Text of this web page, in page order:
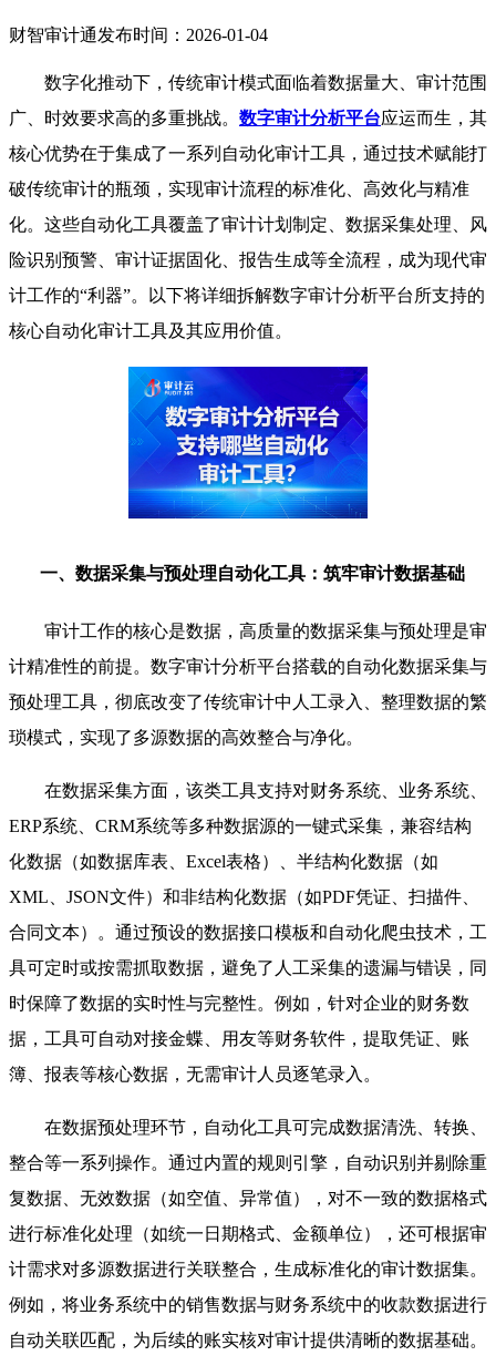
财智审计通发布时间：2026-01-04
数字化推动下，传统审计模式面临着数据量大、审计范围
广、时效要求高的多重挑战。 数字审计分析平台应运而生，其
核心优势在于集成了一系列自动化审计工具，通过技术赋能打
破传统审计的瓶颈，实现审计流程的标准化、高效化与精准
化。这些自动化工具覆盖了审计计划制定、数据采集处理、风
险识别预警、审计证据固化、报告生成等全流程，成为现代审
计工作的“利器”。以下将详细拆解数字审计分析平台所支持的
核心自动化审计工具及其应用价值。
一、数据采集与预处理自动化工具：筑牢审计数据基础
审计工作的核心是数据，高质量的数据采集与预处理是审
计精准性的前提。数字审计分析平台搭载的自动化数据采集与
预处理工具，彻底改变了传统审计中人工录入、整理数据的繁
琐模式，实现了多源数据的高效整合与净化。
在数据采集方面，该类工具支持对财务系统、业务系统、
ERP系统、CRM系统等多种数据源的一键式采集，兼容结构
化数据（如数据库表、Excel表格）、半结构化数据（如
XML、JSON文件）和非结构化数据（如PDF凭证、扫描件、
合同文本）。通过预设的数据接口模板和自动化爬虫技术，工
具可定时或按需抓取数据，避免了人工采集的遗漏与错误，同
时保障了数据的实时性与完整性。例如，针对企业的财务数
据，工具可自动对接金蝶、用友等财务软件，提取凭证、账
簿、报表等核心数据，无需审计人员逐笔录入。
在数据预处理环节，自动化工具可完成数据清洗、转换、
整合等一系列操作。通过内置的规则引擎，自动识别并剔除重
复数据、无效数据（如空值、异常值），对不一致的数据格式
进行标准化处理（如统一日期格式、金额单位），还可根据审
计需求对多源数据进行关联整合，生成标准化的审计数据集。
例如，将业务系统中的销售数据与财务系统中的收款数据进行
自动关联匹配，为后续的账实核对审计提供清晰的数据基础。